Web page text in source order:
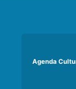
Agenda